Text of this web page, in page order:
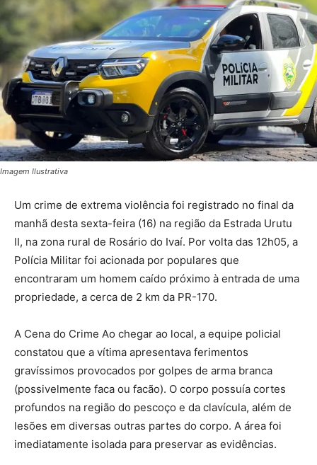
Imagem Ilustrativa
Um crime de extrema violência foi registrado no final da
manhã desta sexta-feira (16) na região da Estrada Urutu
II, na zona rural de Rosário do Ivaí. Por volta das 12h05, a
Polícia Militar foi acionada por populares que
encontraram um homem caído próximo à entrada de uma
propriedade, a cerca de 2 km da PR-170.
A Cena do Crime Ao chegar ao local, a equipe policial
constatou que a vítima apresentava ferimentos
gravíssimos provocados por golpes de arma branca
(possivelmente faca ou facão). O corpo possuía cortes
profundos na região do pescoço e da clavícula, além de
lesões em diversas outras partes do corpo. A área foi
imediatamente isolada para preservar as evidências.